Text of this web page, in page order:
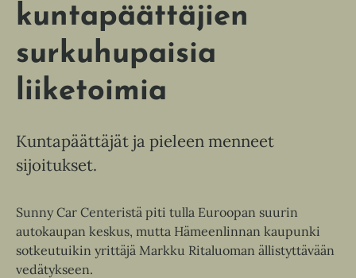
kuntapäättäjien
surkuhupaisia
liiketoimia
Kuntapäättäjät ja pieleen menneet
sijoitukset.
Sunny Car Centeristä piti tulla Euroopan suurin
autokaupan keskus, mutta Hämeenlinnan kaupunki
sotkeutuikin yrittäjä Markku Ritaluoman ällistyttävään
vedätykseen.